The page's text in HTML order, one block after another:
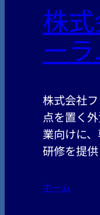
株
ー
株式会社
点を置く
業向けに
研修を提供
ホーム